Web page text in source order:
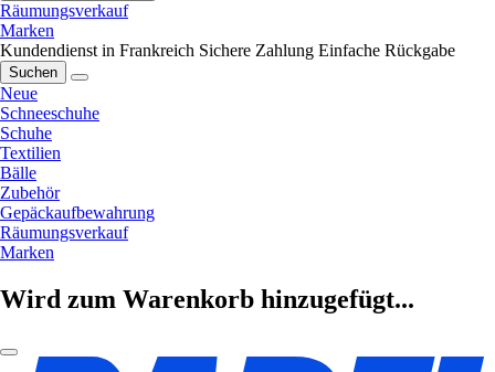
Räumungsverkauf
Marken
Kundendienst in Frankreich Sichere Zahlung Einfache Rückgabe
Suchen
Neue
Schneeschuhe
Schuhe
Textilien
Bälle
Zubehör
Gepäckaufbewahrung
Räumungsverkauf
Marken
Wird zum Warenkorb hinzugefügt...